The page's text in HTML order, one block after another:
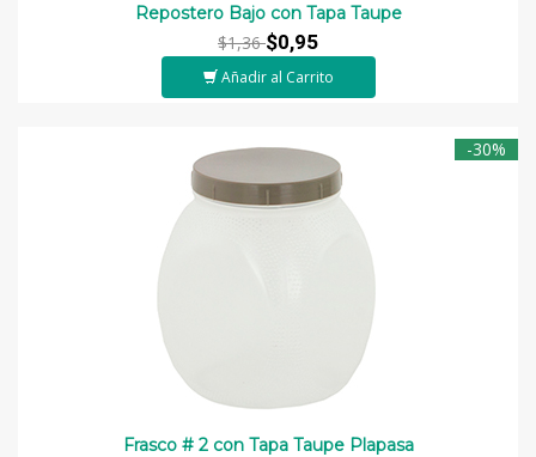
Repostero Bajo con Tapa Taupe
$1,36$0,95
Añadir al Carrito
-30%
Frasco # 2 con Tapa Taupe Plapasa